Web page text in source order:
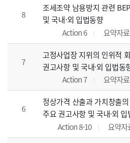
8
조세조약 남용방지 관련
및 국내·외 입법동향
Action 6
요약자료
7
고정사업장 지위의 인위적
권고사항 및 국내·외 입법동
Action 7
요약자료
6
정상가격 산출과 가치창출
주요 권고사항 및 국내·외
Action 8-10
요약자